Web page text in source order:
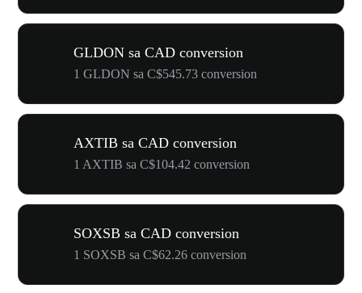
GLDON sa CAD conversion
1 GLDON sa C$545.73 conversion
AXTIB sa CAD conversion
1 AXTIB sa C$104.42 conversion
SOXSB sa CAD conversion
1 SOXSB sa C$62.26 conversion